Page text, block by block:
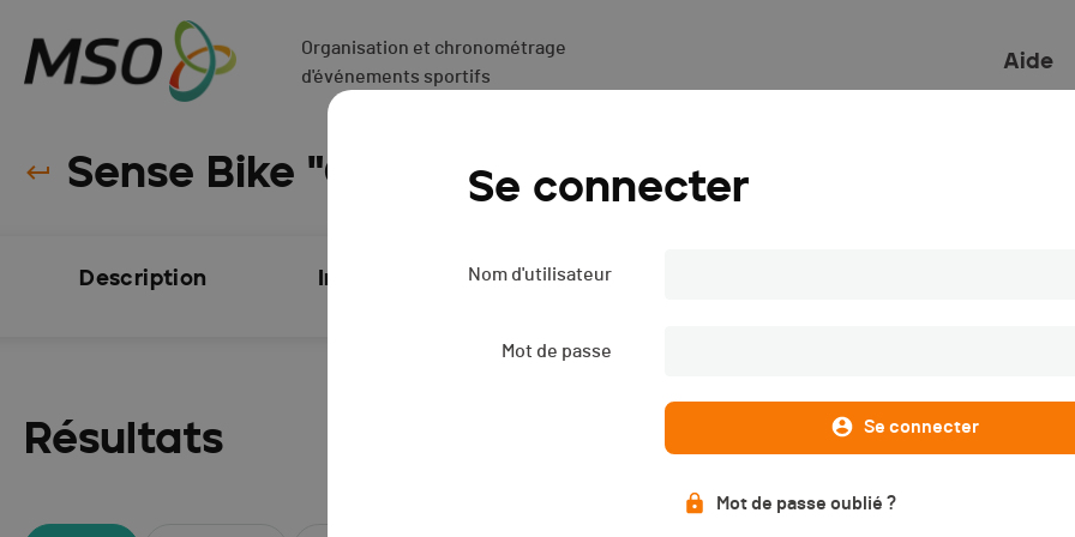
Se connecter
Nom d'utilisateur
Mot de passe
Se connecter
Mot de passe oublié ?
Organisation et chronométrage
d'événements sportifs
Aide
Sense Bike "GBC 7" - 2018
Description Inscriptions Liste des engagé·e·s
Résultats